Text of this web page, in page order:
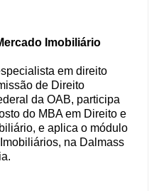
Imobiliário
em direito
de Direito
da OAB, participa
do MBA em Direito e
e aplica o módulo
na Dalmass